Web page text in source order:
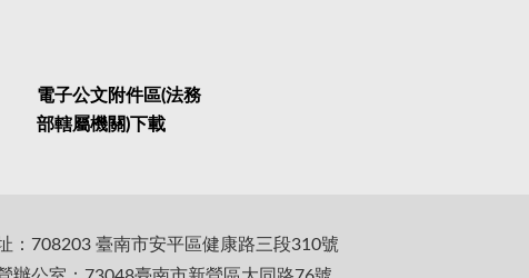
電子公文附件區(法務
部轄屬機關)下載
：708203 臺南市安平區健康路三段310號